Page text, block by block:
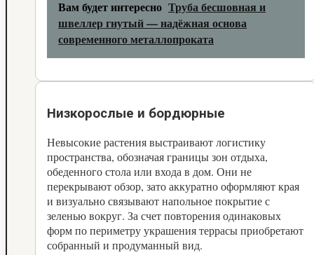
Вам будет интересно Труба бесшовная и
швеллер гнутый — надёжная основа
современного металлопроката
Низкорослые и бордюрные
Невысокие растения выстраивают логистику
пространства, обозначая границы зон отдыха,
обеденного стола или входа в дом. Они не
перекрывают обзор, зато аккуратно оформляют края
и визуально связывают напольное покрытие с
зеленью вокруг. За счет повторения одинаковых
форм по периметру украшения террасы приобретают
собранный и продуманный вид.